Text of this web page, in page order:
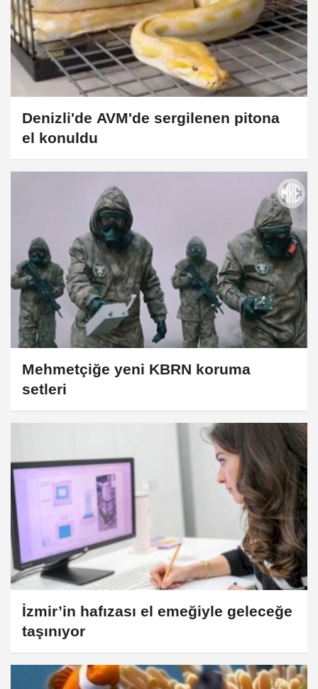
Denizli'de AVM'de sergilenen pitona
el konuldu
Mehmetçiğe yeni KBRN koruma
setleri
İzmir’in hafızası el emeğiyle geleceğe
taşınıyor